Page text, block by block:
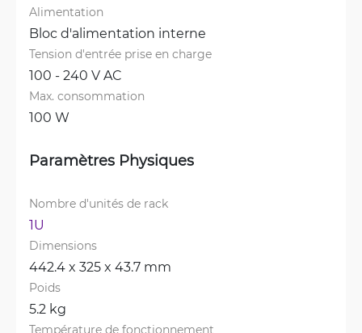
Alimentation
Bloc d'alimentation interne
Tension d'entrée prise en charge
100 - 240 V AC
Max. consommation
100 W
Paramètres Physiques
Nombre d'unités de rack
1U
Dimensions
442.4 x 325 x 43.7 mm
Poids
5.2 kg
Température de fonctionnement